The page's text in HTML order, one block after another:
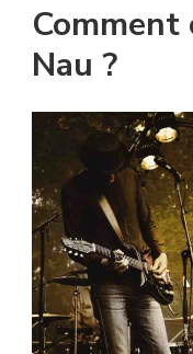
Comment
Nau ?